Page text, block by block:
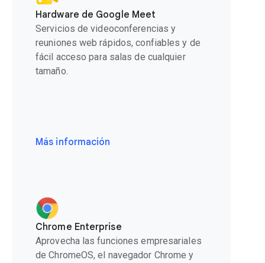
Hardware de Google Meet
Servicios de videoconferencias y
reuniones web rápidos, confiables y de
fácil acceso para salas de cualquier
tamaño.
Más información
Chrome Enterprise
Aprovecha las funciones empresariales
de ChromeOS, el navegador Chrome y